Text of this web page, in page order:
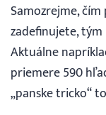
Samozrejme,
zadefinujete,
Aktuálne
priemere 590
„panske tricko“